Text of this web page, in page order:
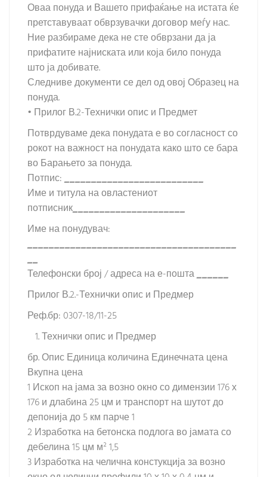
Оваа понуда и Вашето прифаќање на истата ќе
претставуваат обврзувачки договор меѓу нас.
Ние разбираме дека не сте обврзани да ја
прифатите најниската или која било понуда
што ја добивате.
Следниве документи се дел од овој Образец на
понуда.
• Прилог В.2-Технички опис и Предмет
Потврдуваме дека понудата е во согласност со
рокот на важност на понудата како што се бара
во Барањето за понуда.
Потпис:__________________________
Име и титула на овластениот
потписник_____________________
Име на понудувач:
_______________________________________
__
Телефонски број / адреса на е-пошта______
Прилог В.2.-Технички опис и Предмер
Реф.бр: 0307-18/11-25
Технички опис и Предмер
бр. Опис Единица количина Единечната цена
Вкупна цена
1 Ископ на јама за возно окно со димензии 176 х
176 и длабина 25 цм и транспорт на шутот до
депонија до 5 км парче 1
2 Изработка на бетонска подлога во јамата со
дебелина 15 цм м² 1,5
3 Изработка на челична констукција за возно